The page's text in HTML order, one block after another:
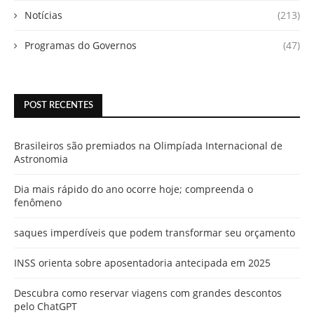
Notícias (213)
Programas do Governos (47)
POST RECENTES
Brasileiros são premiados na Olimpíada Internacional de
Astronomia
Dia mais rápido do ano ocorre hoje; compreenda o
fenômeno
saques imperdíveis que podem transformar seu orçamento
INSS orienta sobre aposentadoria antecipada em 2025
Descubra como reservar viagens com grandes descontos
pelo ChatGPT